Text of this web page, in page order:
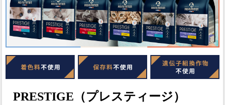
PRESTIGE（プレスティージ）